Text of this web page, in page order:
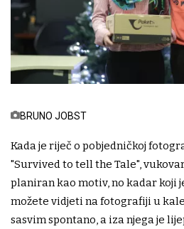
BRUNO JOBST
Kada je riječ o pobjedničkoj
"Survived to tell the Tale",
planiran kao motiv, no kadar koji
možete vidjeti na fotografiji u
sasvim spontano, a iza njega je